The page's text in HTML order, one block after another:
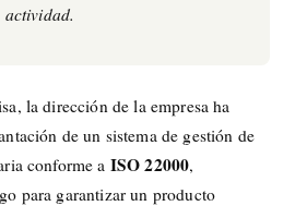
actividad.
la dirección de la empresa ha
de un sistema de gestión de
conforme a ISO 22000,
para garantizar un producto